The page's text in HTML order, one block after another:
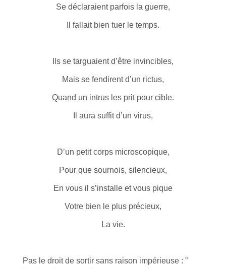
Se déclaraient parfois la guerre,
Il fallait bien tuer le temps.
Ils se targuaient d’être invincibles,
Mais se fendirent d’un rictus,
Quand un intrus les prit pour cible.
Il aura suffit d’un virus,
D’un petit corps microscopique,
Pour que sournois, silencieux,
En vous il s’installe et vous pique
Votre bien le plus précieux,
La vie.
Pas le droit de sortir sans raison impérieuse : ”